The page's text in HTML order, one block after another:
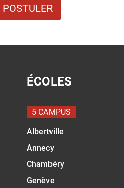
POSTULER
ÉCOLES
5 CAMPUS
Albertville
Annecy
Chambéry
Genève